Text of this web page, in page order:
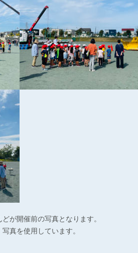
が開催前の写真となります。
真を使用しています。